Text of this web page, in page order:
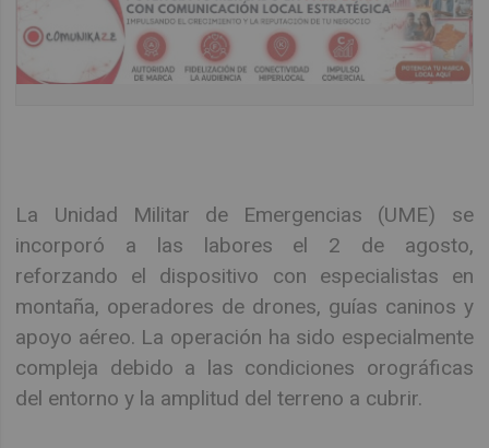
La Unidad Militar de Emergencias (UME) se
incorporó a las labores el 2 de agosto,
reforzando el dispositivo con especialistas en
montaña, operadores de drones, guías caninos y
apoyo aéreo. La operación ha sido especialmente
compleja debido a las condiciones orográficas
del entorno y la amplitud del terreno a cubrir.